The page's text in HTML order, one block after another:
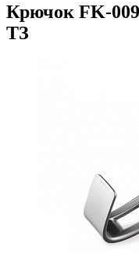
Крючок FK-009
ТЗ